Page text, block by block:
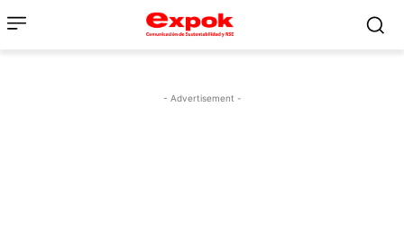
- Advertisement -